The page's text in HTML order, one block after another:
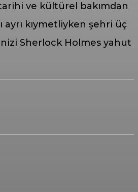
ve kültürel bakımdan
kıymetliyken şehri üç
Sherlock Holmes yahut